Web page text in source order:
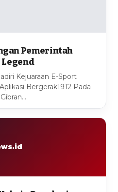
Pemerintah
Kejuaraan E-Sport
Bergerak1912 Pada